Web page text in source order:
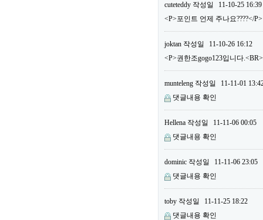
cuteteddy 작성일
11-10-25 16:39
<P>포인트 언제 주나요????</P>
joktan 작성일
11-10-26 16:12
<P>권한조gogo123입니다
munteleng 작성일
11-11-01
댓글내용 확인
Hellena 작성일
11-11-06 00:05
댓글내용 확인
dominic 작성일
11-11-06 23:05
댓글내용 확인
toby 작성일
11-11-25 18:22
댓글내용 확인